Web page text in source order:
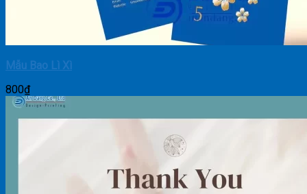
Mẫu Bao Lì Xì
800₫